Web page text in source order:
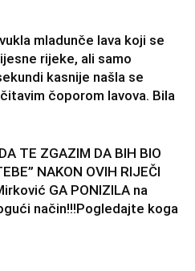
mladunče lava koji se
rijeke, ali samo
kasnije našla se
čoporom lavova. Bila
TE ZGAZIM DA BIH BIO
NAKON OVIH RIJEČI
GA PONIZILA na
način!!!Pogledajte koga